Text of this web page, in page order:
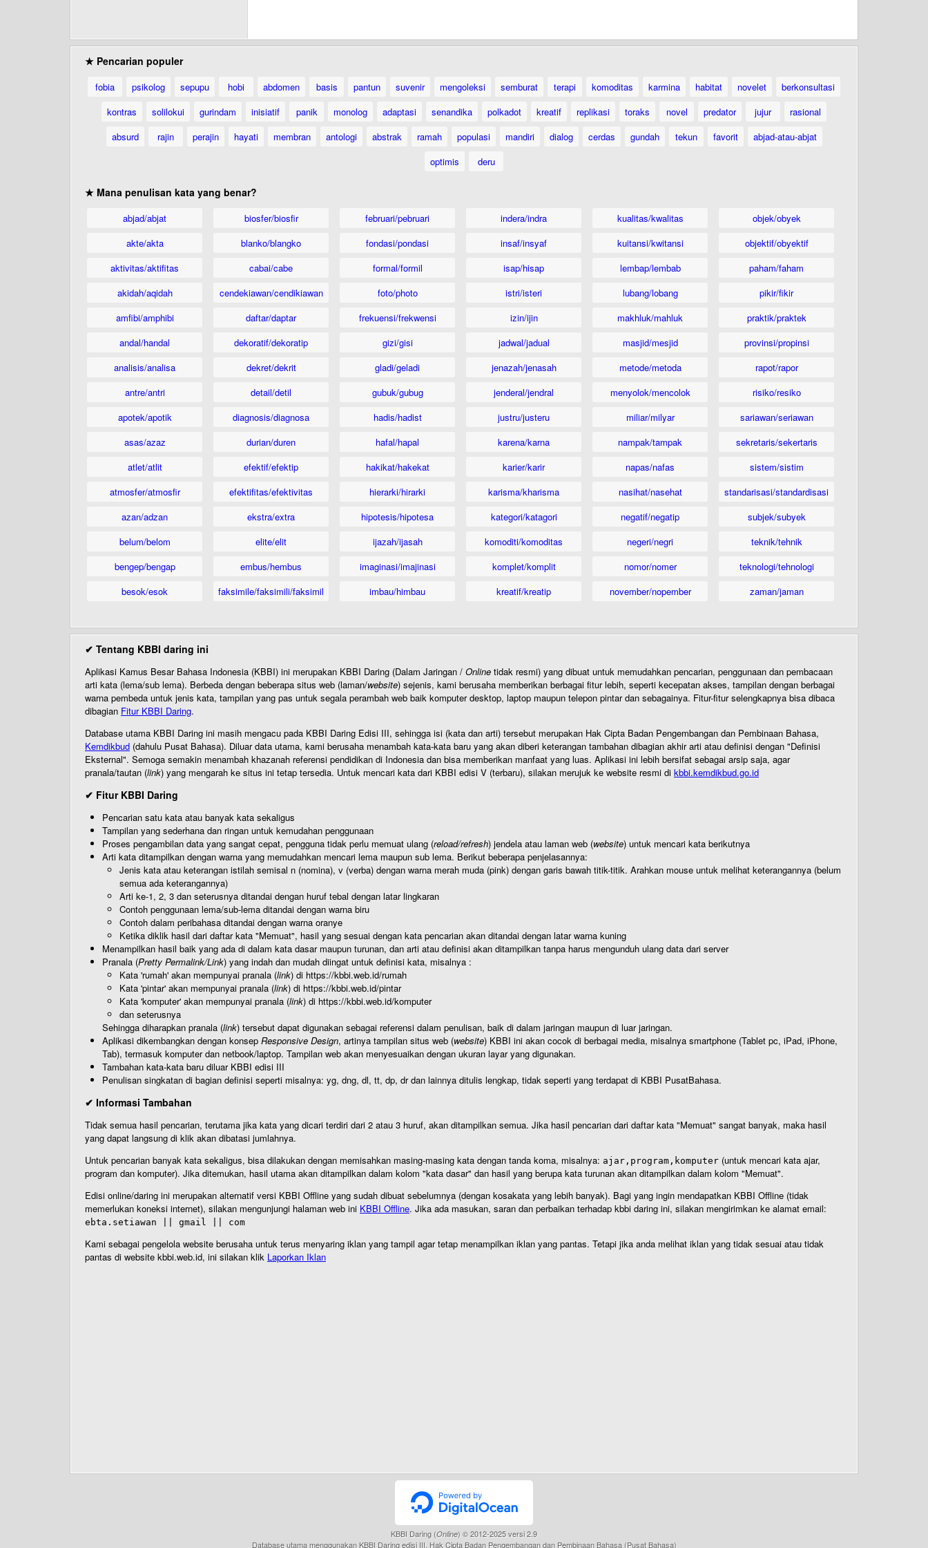
★ Pencarian populer
fobia psikolog sepupu hobi abdomen basis pantun suvenir mengoleksi semburat terapi komoditas karmina habitat novelet
berkonsultasi
kontras
solilokui gurindam inisiatif panik monolog adaptasi senandika polkadot kreatif replikasi toraks novel predator jujur
rasional
absurd
rajin perajin hayati membran antologi abstrak ramah populasi mandiri dialog cerdas gundah tekun favorit
abjad-atau-abjat
optimis
deru
★ Mana penulisan kata yang benar?
abjad/abjat
akte/akta
aktivitas/aktifitas
akidah/aqidah
amfibi/amphibi
andal/handal
analisis/analisa
antre/antri
apotek/apotik
asas/azaz
atlet/atlit
atmosfer/atmosfir
azan/adzan
belum/belom
bengep/bengap
besok/esok
biosfer/biosfir
blanko/blangko
cabai/cabe
cendekiawan/cendikiawan
daftar/daptar
dekoratif/dekoratip
dekret/dekrit
detail/detil
diagnosis/diagnosa
durian/duren
efektif/efektip
efektifitas/efektivitas
ekstra/extra
elite/elit
embus/hembus
faksimile/faksimili/faksimil
februari/pebruari
fondasi/pondasi
formal/formil
foto/photo
frekuensi/frekwensi
gizi/gisi
gladi/geladi
gubuk/gubug
hadis/hadist
hafal/hapal
hakikat/hakekat
hierarki/hirarki
hipotesis/hipotesa
ijazah/ijasah
imaginasi/imajinasi
imbau/himbau
indera/indra
insaf/insyaf
isap/hisap
istri/isteri
izin/ijin
jadwal/jadual
jenazah/jenasah
jenderal/jendral
justru/justeru
karena/karna
karier/karir
karisma/kharisma
kategori/katagori
komoditi/komoditas
komplet/komplit
kreatif/kreatip
kualitas/kwalitas
kuitansi/kwitansi
lembap/lembab
lubang/lobang
makhluk/mahluk
masjid/mesjid
metode/metoda
menyolok/mencolok
miliar/milyar
nampak/tampak
napas/nafas
nasihat/nasehat
negatif/negatip
negeri/negri
nomor/nomer
november/nopember
objek/obyek
objektif/obyektif
paham/faham
pikir/fikir
praktik/praktek
provinsi/propinsi
rapot/rapor
risiko/resiko
sariawan/seriawan
sekretaris/sekertaris
sistem/sistim
standarisasi/standardisasi
subjek/subyek
teknik/tehnik
teknologi/tehnologi
zaman/jaman
✔ Tentang KBBI daring ini
Aplikasi Kamus Besar Bahasa Indonesia (KBBI) ini merupakan KBBI Daring (Dalam Jaringan / Online tidak resmi) yang dibuat untuk memudahkan pencarian, penggunaan dan pembacaan
arti kata (lema/sub lema). Berbeda dengan beberapa situs web (laman/website) sejenis, kami berusaha memberikan berbagai fitur lebih, seperti kecepatan akses, tampilan dengan berbagai
warna pembeda untuk jenis kata, tampilan yang pas untuk segala perambah web baik komputer desktop, laptop maupun telepon pintar dan sebagainya. Fitur-fitur selengkapnya bisa dibaca
dibagian Fitur KBBI Daring.
Database utama KBBI Daring ini masih mengacu pada KBBI Daring Edisi III, sehingga isi (kata dan arti) tersebut merupakan Hak Cipta Badan Pengembangan dan Pembinaan Bahasa,
Kemdikbud (dahulu Pusat Bahasa). Diluar data utama, kami berusaha menambah kata-kata baru yang akan diberi keterangan tambahan dibagian akhir arti atau definisi dengan "Definisi
Eksternal". Semoga semakin menambah khazanah referensi pendidikan di Indonesia dan bisa memberikan manfaat yang luas. Aplikasi ini lebih bersifat sebagai arsip saja, agar
pranala/tautan (link) yang mengarah ke situs ini tetap tersedia. Untuk mencari kata dari KBBI edisi V (terbaru), silakan merujuk ke website resmi di kbbi.kemdikbud.go.id
✔ Fitur KBBI Daring
Pencarian satu kata atau banyak kata sekaligus
Tampilan yang sederhana dan ringan untuk kemudahan penggunaan
Proses pengambilan data yang sangat cepat, pengguna tidak perlu memuat ulang (reload/refresh) jendela atau laman web (website) untuk mencari kata berikutnya
Arti kata ditampilkan dengan warna yang memudahkan mencari lema maupun sub lema. Berikut beberapa penjelasannya:
Jenis kata atau keterangan istilah semisal n (nomina), v (verba) dengan warna merah muda (pink) dengan garis bawah titik-titik. Arahkan mouse untuk melihat keterangannya (belum
semua ada keterangannya)
Arti ke-1, 2, 3 dan seterusnya ditandai dengan huruf tebal dengan latar lingkaran
Contoh penggunaan lema/sub-lema ditandai dengan warna biru
Contoh dalam peribahasa ditandai dengan warna oranye
Ketika diklik hasil dari daftar kata "Memuat", hasil yang sesuai dengan kata pencarian akan ditandai dengan latar warna kuning
Menampilkan hasil baik yang ada di dalam kata dasar maupun turunan, dan arti atau definisi akan ditampilkan tanpa harus mengunduh ulang data dari server
Pranala (Pretty Permalink/Link) yang indah dan mudah diingat untuk definisi kata, misalnya :
Kata 'rumah' akan mempunyai pranala (link) di https://kbbi.web.id/rumah
Kata 'pintar' akan mempunyai pranala (link) di https://kbbi.web.id/pintar
Kata 'komputer' akan mempunyai pranala (link) di https://kbbi.web.id/komputer
dan seterusnya
Sehingga diharapkan pranala (link) tersebut dapat digunakan sebagai referensi dalam penulisan, baik di dalam jaringan maupun di luar jaringan.
Aplikasi dikembangkan dengan konsep Responsive Design, artinya tampilan situs web (website) KBBI ini akan cocok di berbagai media, misalnya smartphone (Tablet pc, iPad, iPhone,
Tab), termasuk komputer dan netbook/laptop. Tampilan web akan menyesuaikan dengan ukuran layar yang digunakan.
Tambahan kata-kata baru diluar KBBI edisi III
Penulisan singkatan di bagian definisi seperti misalnya: yg, dng, dl, tt, dp, dr dan lainnya ditulis lengkap, tidak seperti yang terdapat di KBBI PusatBahasa.
✔ Informasi Tambahan
Tidak semua hasil pencarian, terutama jika kata yang dicari terdiri dari 2 atau 3 huruf, akan ditampilkan semua. Jika hasil pencarian dari daftar kata "Memuat" sangat banyak, maka hasil
yang dapat langsung di klik akan dibatasi jumlahnya.
Untuk pencarian banyak kata sekaligus, bisa dilakukan dengan memisahkan masing-masing kata dengan tanda koma, misalnya: ajar,program,komputer (untuk mencari kata ajar,
program dan komputer). Jika ditemukan, hasil utama akan ditampilkan dalam kolom "kata dasar" dan hasil yang berupa kata turunan akan ditampilkan dalam kolom "Memuat".
Edisi online/daring ini merupakan alternatif versi KBBI Offline yang sudah dibuat sebelumnya (dengan kosakata yang lebih banyak). Bagi yang ingin mendapatkan KBBI Offline (tidak
memerlukan koneksi internet), silakan mengunjungi halaman web ini KBBI Offline. Jika ada masukan, saran dan perbaikan terhadap kbbi daring ini, silakan mengirimkan ke alamat email:
ebta.setiawan || gmail || com
Kami sebagai pengelola website berusaha untuk terus menyaring iklan yang tampil agar tetap menampilkan iklan yang pantas. Tetapi jika anda melihat iklan yang tidak sesuai atau tidak
pantas di website kbbi.web.id, ini silakan klik Laporkan Iklan
KBBI Daring (Online) © 2012-2025 versi 2.9
Database utama menggunakan KBBI Daring edisi III, Hak Cipta Badan Pengembangan dan Pembinaan Bahasa (Pusat Bahasa)